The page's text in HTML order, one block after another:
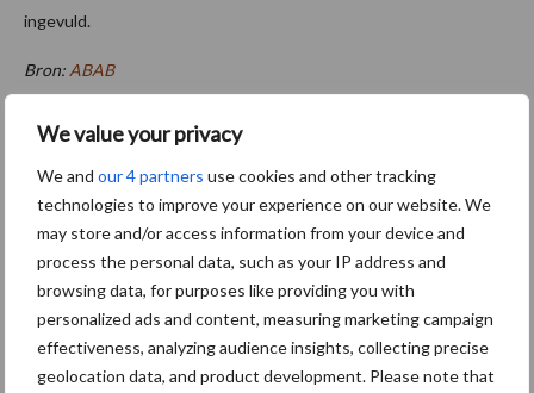
We value your privacy
We and our 4 partners use cookies and other tracking
technologies to improve your experience on our website. We
may store and/or access information from your device and
process the personal data, such as your IP address and
browsing data, for purposes like providing you with
personalized ads and content, measuring marketing campaign
effectiveness, analyzing audience insights, collecting precise
geolocation data, and product development. Please note that
ingevuld.
Bron: ABAB
Aanbevolen voor jou!
schijven voor kouters”
Oogst biologische
aardappelen in volle gang